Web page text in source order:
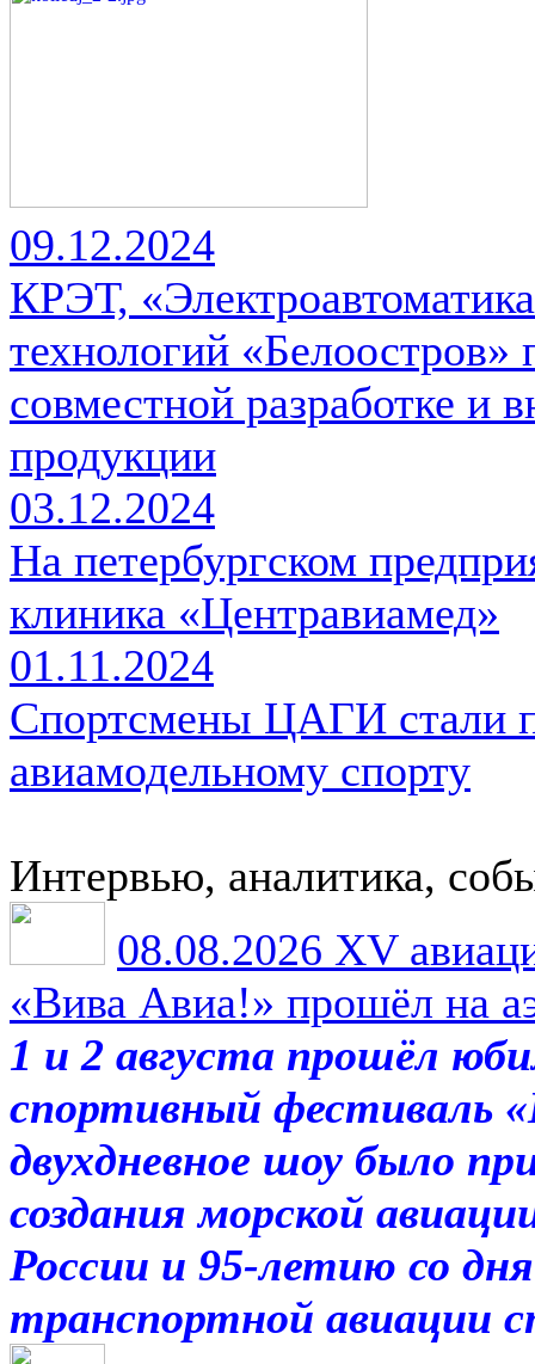
09.12.2024
КРЭТ,
технологий
совместной разработке и
продукции
03.12.2024
На петербургском
клиника «Центравиамед»
01.11.2024
Спортсмены ЦАГИ стали
авиамодельному спорту
Интервью, аналитика,
08.08.2026 XV
«Вива Авиа!» прошёл на
1 и 2 августа прошёл
спортивный фестиваль
двухдневное шоу было
создания морской
России и 95-летию со
транспортной авиации